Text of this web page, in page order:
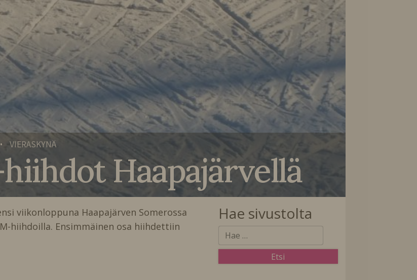
• VIERASKYNÄ
Haapajärvellä
viikonloppuna Haapajärven Somerossa
hiihdoilla. Ensimmäinen osa hiihdettiin
Hae sivustolta